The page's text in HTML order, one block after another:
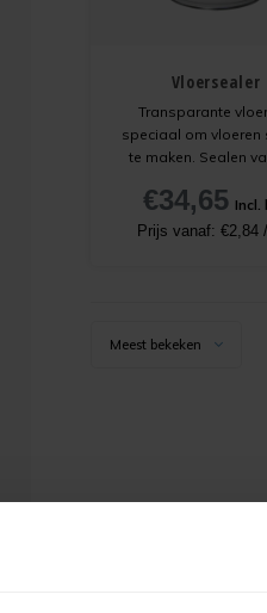
Vloersealer
Transparante
speciaal om vloeren
te maken. Sealen
genoemd. Deze
coating vloeit
€34,65 Incl.
Prijs vanaf: €2,84 /
Meest bekeken